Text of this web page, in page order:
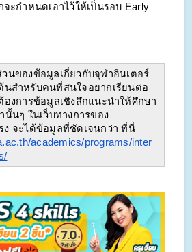
ะกำหนดเอาไว้ให้เป็นรอบ Early
นของข้อมูลเกี่ยวกับจุฬาอินเตอร์
นสำหรับคนที่สนใจอยากเรียนต่อ
องการข้อมูลเชิงลึกแนะนำให้ศึกษา
นั้นๆ ในเว็บทางการของ
จะได้ข้อมูลที่ชัดเจนกว่า ที่นี่
academics/programs/inter